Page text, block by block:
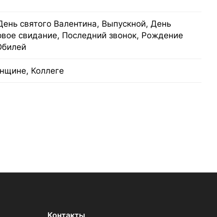
святого Валентина, Выпускной, День
свидание, Последний звонок, Рождение
Коллеге
Контакты